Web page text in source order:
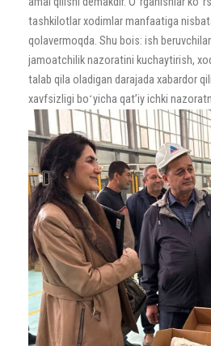
tashkilotlar xodimlar manfaatiga
qolavermoqda. Shu bois: ish
jamoatchilik nazoratini kuchaytirish,
talab qila oladigan darajada xabardor
xavfsizligi boʻyicha qatʼiy ichki